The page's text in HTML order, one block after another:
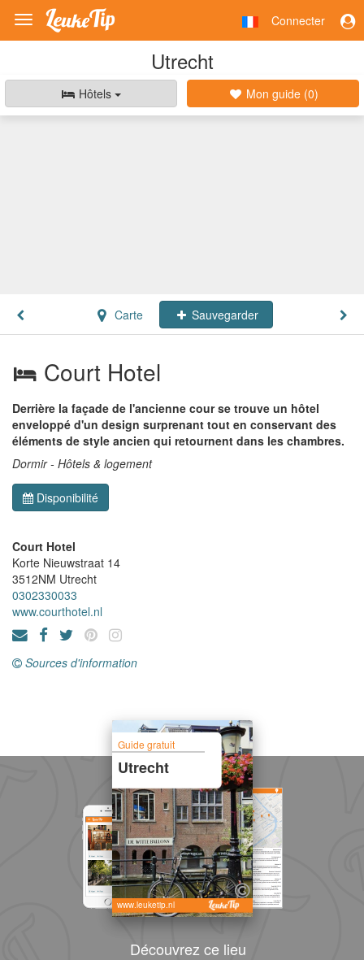
Toggle
navigation
Connecter
Utrecht
Hôtels Mon guide (0)
Carte Sauvegarder
Court Hotel
Derrière la façade de l'ancienne cour se trouve un hôtel
enveloppé d'un design surprenant tout en conservant des
éléments de style ancien qui retournent dans les chambres.
Dormir - Hôtels & logement
Disponibilité
Court Hotel
Korte Nieuwstraat 14
3512NM Utrecht
0302330033
www.courthotel.nl
Sources d'information
Guide gratuit
Utrecht
www.leuketip.nl
Découvrez ce lieu